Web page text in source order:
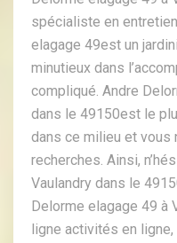
spécialiste en
elagage 49est un
minutieux dans
compliqué. Andre
dans le 49150est le
dans ce milieu et vous
recherches. Ainsi,
Vaulandry dans le
Delorme elagage 49 à
ligne activités en